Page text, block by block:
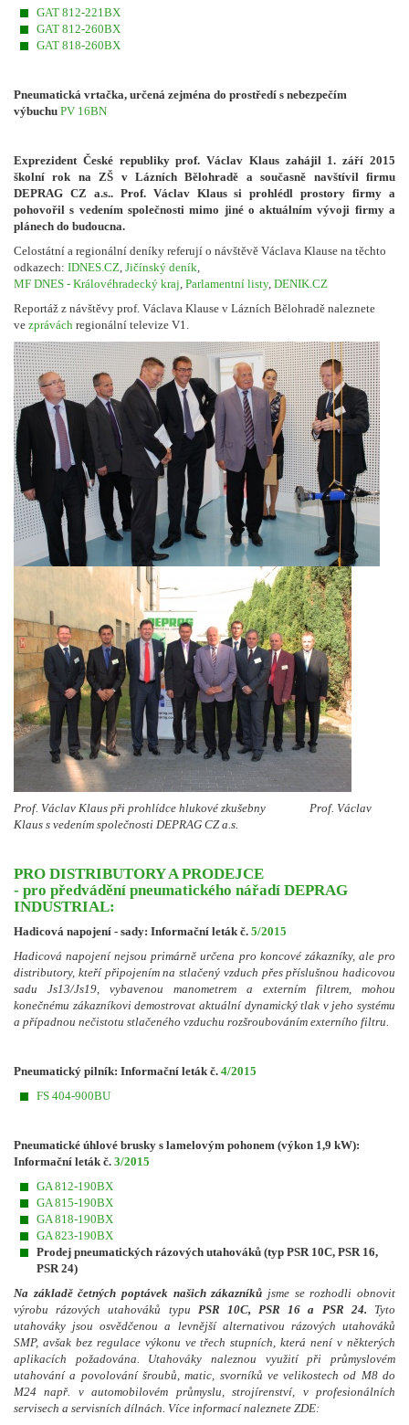
GAT 812-221BX
GAT 812-260BX
GAT 818-260BX
Pneumatická vrtačka, určená zejména do prostředí s nebezpečím
výbuchu PV 16BN
Exprezident České republiky prof. Václav Klaus zahájil 1. září 2015
školní rok na ZŠ v Lázních Bělohradě a současně navštívil firmu
DEPRAG CZ a.s.. Prof. Václav Klaus si prohlédl prostory firmy a
pohovořil s vedením společnosti mimo jiné o aktuálním vývoji firmy a
plánech do budoucna.
Celostátní a regionální deníky referují o návštěvě Václava Klause na těchto
odkazech: IDNES.CZ, Jičínský deník,
MF DNES - Královéhradecký kraj, Parlamentní listy, DENIK.CZ
Reportáž z návštěvy prof. Václava Klause v Lázních Bělohradě naleznete
ve zprávách regionální televize V1.
Prof. Václav Klaus při prohlídce hlukové zkušebny Prof. Václav
Klaus s vedením společnosti DEPRAG CZ a.s.
PRO DISTRIBUTORY A PRODEJCE
- pro předvádění pneumatického nářadí DEPRAG
INDUSTRIAL:
Hadicová napojení - sady: Informační leták č. 5/2015
Hadicová napojení nejsou primárně určena pro koncové zákazníky, ale pro
distributory, kteří připojením na stlačený vzduch přes příslušnou hadicovou
sadu Js13/Js19, vybavenou manometrem a externím filtrem, mohou
konečnému zákazníkovi demostrovat aktuální dynamický tlak v jeho systému
a případnou nečistotu stlačeného vzduchu rozšroubováním externího filtru.
Pneumatický pilník: Informační leták č. 4/2015
FS 404-900BU
Pneumatické úhlové brusky s lamelovým pohonem (výkon 1,9 kW):
Informační leták č. 3/2015
GA 812-190BX
GA 815-190BX
GA 818-190BX
GA 823-190BX
Prodej pneumatických rázových utahováků (typ PSR 10C, PSR 16,
PSR 24)
Na základě četných poptávek našich zákazníků jsme se rozhodli obnovit
výrobu rázových utahováků typu PSR 10C, PSR 16 a PSR 24. Tyto
utahováky jsou osvědčenou a levnější alternativou rázových utahováků
SMP, avšak bez regulace výkonu ve třech stupních, která není v některých
aplikacích požadována. Utahováky naleznou využití při průmyslovém
utahování a povolování šroubů, matic, svorníků ve velikostech od M8 do
M24 např. v automobilovém průmyslu, strojírenství, v profesionálních
servisech a servisních dílnách. Více informací naleznete ZDE: